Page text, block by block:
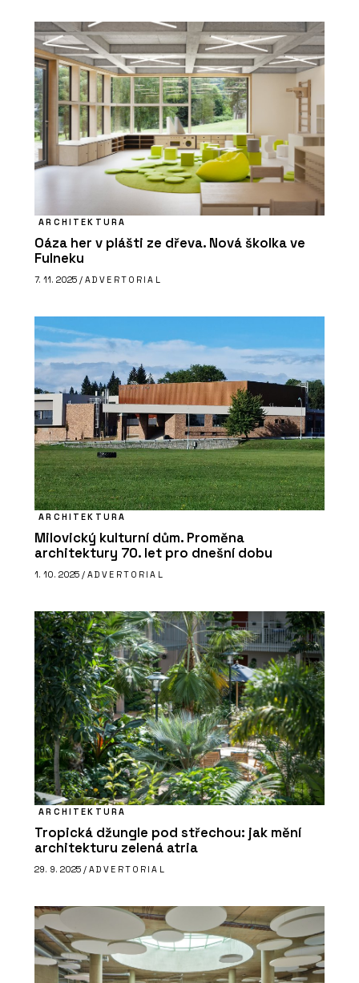
ARCHITEKTURA
Oáza her v plášti ze dřeva. Nová školka ve
Fulneku
7. 11. 2025 / ADVERTORIAL
ARCHITEKTURA
Milovický kulturní dům. Proměna
architektury 70. let pro dnešní dobu
1. 10. 2025 / ADVERTORIAL
ARCHITEKTURA
Tropická džungle pod střechou: jak mění
architekturu zelená atria
29. 9. 2025 / ADVERTORIAL